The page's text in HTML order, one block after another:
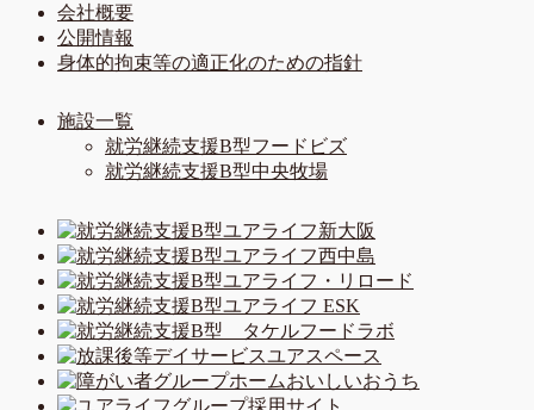
会社概要
公開情報
身体的拘束等の適正化のための指針
施設一覧
就労継続支援B型フードビズ
就労継続支援B型中央牧場